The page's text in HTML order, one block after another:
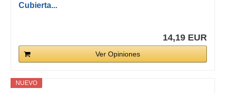
Cubierta...
14,19 EUR
Ver Opiniones
NUEVO